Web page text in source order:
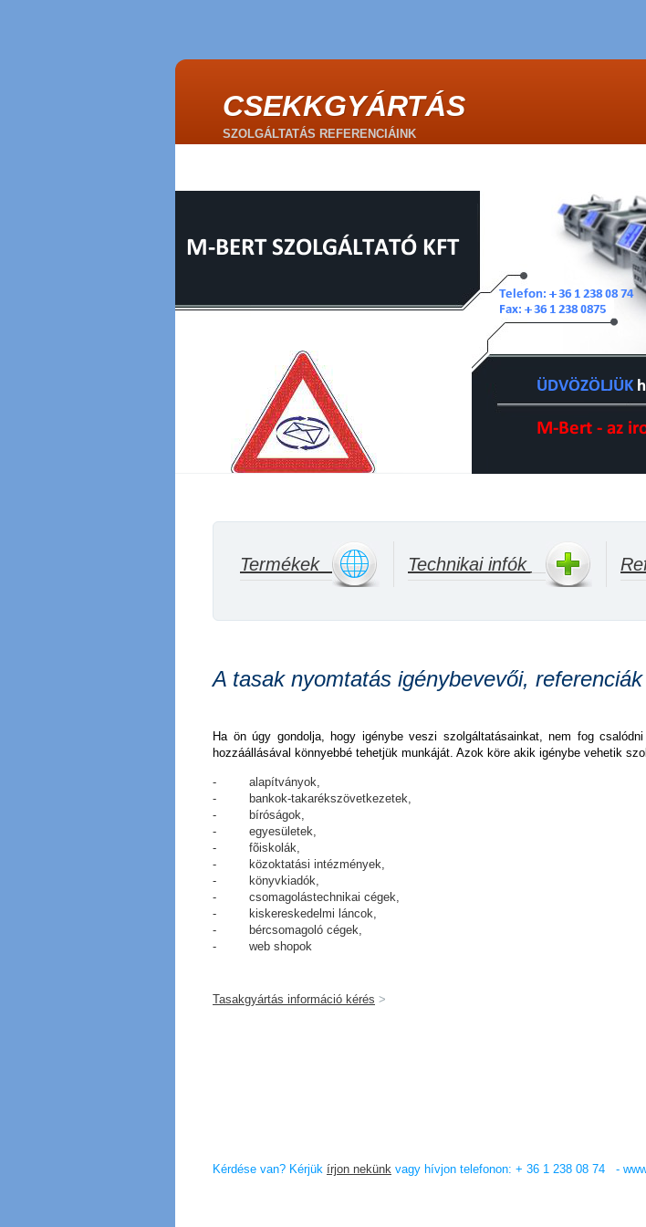
CSEKKGYÁRTÁS
SZOLGÁLTATÁS REFERENCIÁINK
Termékek______ Technikai infók ______
A tasak nyomtatás igénybevevői, referenciák
Ha ön úgy gondolja, hogy igénybe veszi szolgáltatásainkat, nem fog
hozzáállásával könnyebbé tehetjük munkáját. Azok köre akik igénybe vehetik
- alapítványok,
- bankok-takarékszövetkezetek,
- bíróságok,
- egyesületek,
- fõiskolák,
- közoktatási intézmények,
- könyvkiadók,
- csomagolástechnikai cégek,
- kiskereskedelmi láncok,
- bércsomagoló cégek,
- web shopok
Tasakgyártás információ kérés >
Kérdése van? Kérjük írjon nekünk vagy hívjon telefonon: + 36 1 238 08 74 -